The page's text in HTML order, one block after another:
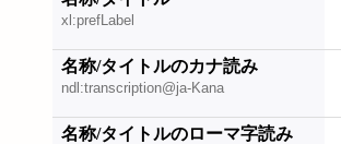
xl:prefLabel
名称/タイトルのカナ読み
ndl:transcription@ja-Kana
名称/タイトルのローマ字読み